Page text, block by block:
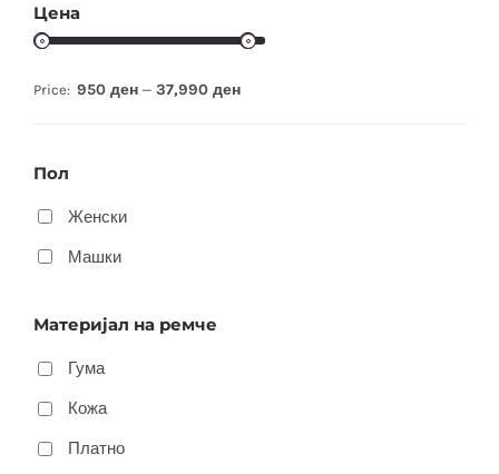
Цена
Price: 950 ден — 37,990 ден
Пол
Женски
Машки
Материјал на ремче
Гума
Кожа
Платно